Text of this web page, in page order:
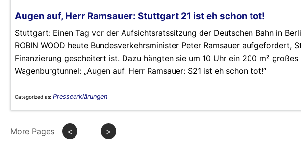
Augen auf, Herr Ramsauer: Stuttgart 21 ist eh schon tot!
Stuttgart: Einen Tag vor der Aufsichtsratssitzung der Deutschen Bahn in
ROBIN WOOD heute Bundesverkehrsminister Peter Ramsauer
Finanzierung gescheitert ist. Dazu hängten sie um 10 Uhr ein 200 m²
Wagenburgtunnel: „Augen auf, Herr Ramsauer: S21 ist eh schon tot!“
Categorized as: Presseerklärungen
More Pages < >